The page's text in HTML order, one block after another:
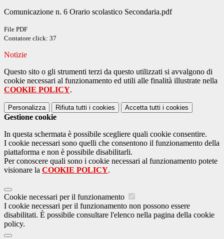
Comunicazione n. 6 Orario scolastico Secondaria.pdf
File PDF
Contatore click: 37
Notizie
Questo sito o gli strumenti terzi da questo utilizzati si avvalgono di
cookie necessari al funzionamento ed utili alle finalità illustrate nella
COOKIE POLICY.
Personalizza Rifiuta tutti i cookies Accetta tutti i cookies
Gestione cookie
In questa schermata è possibile scegliere quali cookie consentire.
I cookie necessari sono quelli che consentono il funzionamento della
piattaforma e non è possibile disabilitarli.
Per conoscere quali sono i cookie necessari al funzionamento potete
visionare la COOKIE POLICY.
Cookie necessari per il funzionamento
I cookie necessari per il funzionamento non possono essere
disabilitati. È possibile consultare l'elenco nella pagina della cookie
policy.